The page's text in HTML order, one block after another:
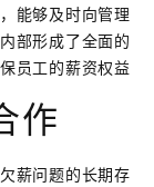
能够及时向管理
部形成了全面的
员工的薪资权益
作
薪问题的长期存